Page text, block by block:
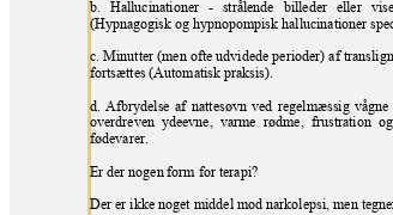
b. Hallucinationer - strålende billeder eller
(Hypnagogisk og hypnopompisk hallucinationer
c. Minutter (men ofte udvidede perioder) af
fortsættes (Automatisk praksis).
d. Afbrydelse af nattesøvn ved regelmæssig vågne
overdreven ydeevne, varme
rødme, frustration og
fødevarer.
Er der nogen form for terapi?
Der er ikke noget middel mod narkolepsi, men